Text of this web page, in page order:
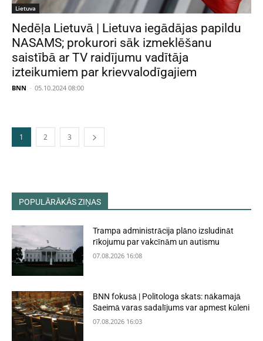
Lietuva
Nedēļa Lietuvā | Lietuva iegādājas papildu
NASAMS; prokurori sāk izmeklēšanu
saistībā ar TV raidījumu vadītāja
izteikumiem par krievvalodīgajiem
BNN - 05.10.2024 08:00
1 2 3
POPULĀRĀKĀS ZIŅAS
Trampa administrācija plāno izsludināt
rīkojumu par vakcīnām un autismu
07.08.2026 16:08
BNN fokusā | Politologa skats: nākamajā
Saeimā varas sadalījums var apmest kūleni
07.08.2026 16:03